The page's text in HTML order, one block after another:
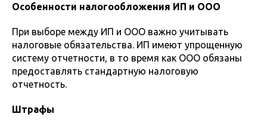
Особенности налогообложения ИП и ООО
При выборе между ИП и ООО важно учитывать
налоговые обязательства. ИП имеют упрощенную
систему отчетности, в то время как ООО обязаны
предоставлять стандартную налоговую
отчетность.
Штрафы